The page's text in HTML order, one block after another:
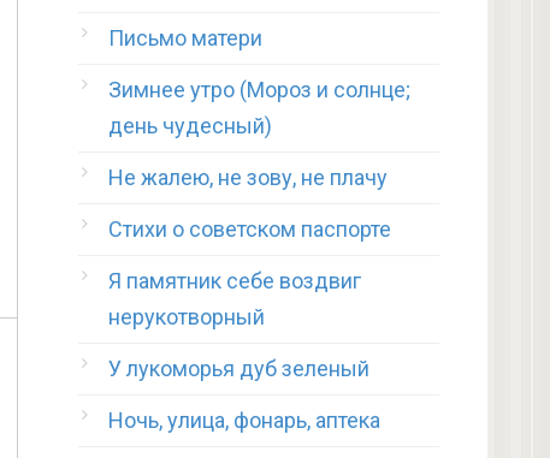
Письмо матери
Зимнее утро (Мороз и солнце;
день чудесный)
Не жалею, не зову, не плачу
Стихи о советском паспорте
Я памятник себе воздвиг
нерукотворный
У лукоморья дуб зеленый
Ночь, улица, фонарь, аптека